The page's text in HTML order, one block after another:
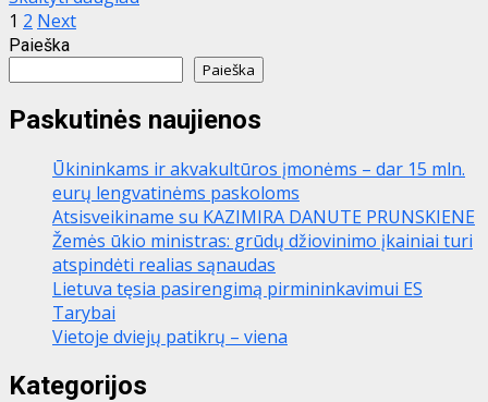
Įrašų
puslapiavimas
1 2 Next
Paieška
Paieška
Paskutinės naujienos
Ūkininkams ir akvakultūros įmonėms – dar 15 mln.
eurų lengvatinėms paskoloms
Atsisveikiname su KAZIMIRA DANUTE PRUNSKIENE
Žemės ūkio ministras: grūdų džiovinimo įkainiai turi
atspindėti realias sąnaudas
Lietuva tęsia pasirengimą pirmininkavimui ES
Tarybai
Vietoje dviejų patikrų – viena
Kategorijos